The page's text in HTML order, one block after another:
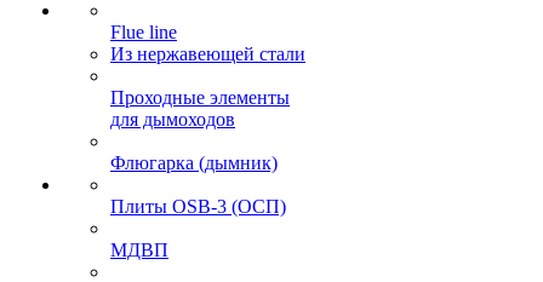
Flue line
Из нержавеющей стали
Проходные элементы
для дымоходов
Флюгарка (дымник)
Плиты OSB-3 (ОСП)
МДВП